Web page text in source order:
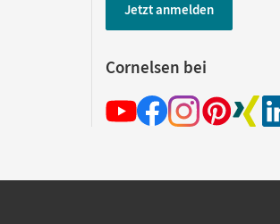
Jetzt anmelden
Cornelsen bei